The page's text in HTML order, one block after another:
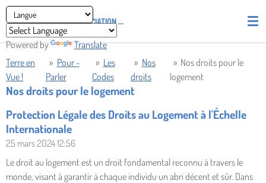
Powered by Translate
Passer
au
contenu
ASSOCIATION PIRATES' UNION OF LIGHT AND LOVE -
Terre en
Vue !
» Pour -
Parler
» Les
Codes
» Nos
droits
» Nos droits pour le
logement
Nos droits pour le logement
Protection Légale des Droits au Logement à l'Échelle
Internationale
25 mars 202412:56
Le droit au logement est un droit fondamental reconnu à travers le
monde, visant à garantir à chaque individu un abri décent et sûr. Dans